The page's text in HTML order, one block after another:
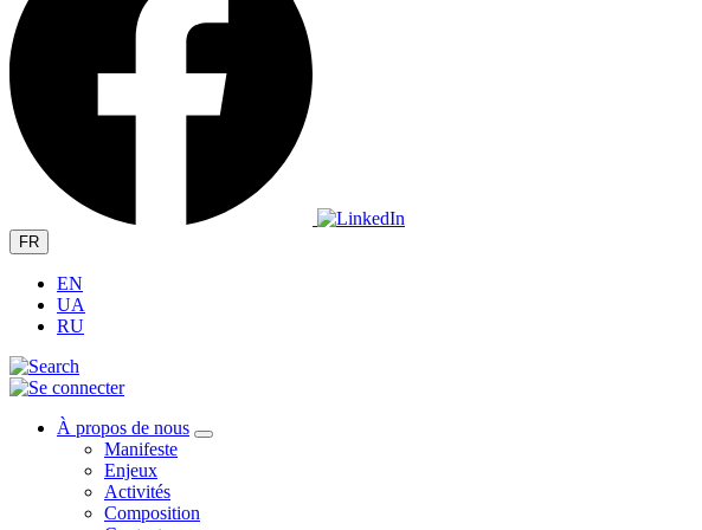
FR
EN
UA
RU
À propos de nous
Manifeste
Enjeux
Activités
Composition